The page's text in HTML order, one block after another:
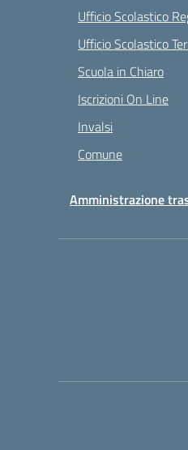
Ufficio Scolastico
Ufficio Scolastico
Scuola in Chiaro
Iscrizioni On Line
Invalsi
Comune
Amministrazione